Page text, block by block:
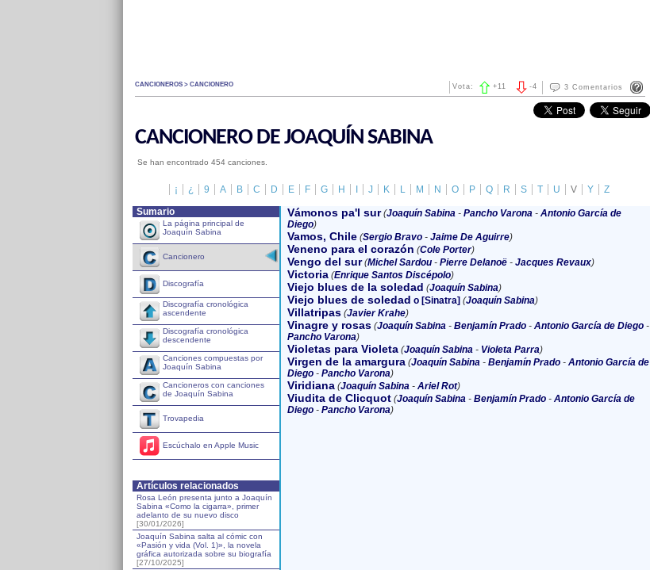
CANCIONEROS > CANCIONERO 3 Comentarios
-4
Vota: +11
CANCIONERO DE JOAQUÍN SABINA
Se han encontrado 454 canciones.
¡ ¿ 9 A B C D E F G H J K L M N O P Q R S T U V Y
Z
Sumario
La página principal de
Joaquín Sabina
Cancionero
Discografía
Discografía cronológica
ascendente
Discografía cronológica
descendente
Canciones compuestas por
Joaquín Sabina
Cancioneros con canciones
de Joaquín Sabina
Trovapedia
Escúchalo en Apple Music
Artículos relacionados
Rosa León presenta junto a Joaquín
Sabina «Como la cigarra», primer
adelanto de su nuevo disco
[30/01/2026]
Joaquín Sabina salta al cómic con
«Pasión y vida (Vol. 1)», la novela
gráfica autorizada sobre su biografía
[27/10/2025]
Vámonos pa'l sur (Joaquín Sabina- Pancho Varona- Antonio García de
Diego)
Vamos, Chile (Sergio Bravo- Jaime De Aguirre)
Veneno para el corazón (Cole Porter)
Vengo del sur (Michel Sardou- Pierre Delanoë- Jacques Revaux)
Victoria (Enrique Santos Discépolo)
Viejo blues de la soledad (Joaquín Sabina)
Viejo blues de soledad o [Sinatra] (Joaquín Sabina)
Villatripas (Javier Krahe)
Vinagre y rosas (Joaquín Sabina- Benjamín Prado- Antonio García de Diego-
Pancho Varona)
Violetas para Violeta (Joaquín Sabina- Violeta Parra)
Virgen de la amargura (Joaquín Sabina- Benjamín Prado- Antonio García de
Diego- Pancho Varona)
Viridiana (Joaquín Sabina- Ariel Rot)
Viudita de Clicquot (Joaquín Sabina- Benjamín Prado- Antonio García de
Diego- Pancho Varona)